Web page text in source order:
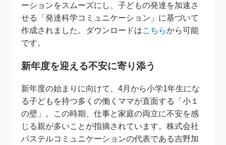
ーションをスムーズにし、子どもの発達を加速さ
せる「発達科学コミュニケーション」に基づいて
作成されました。ダウンロードはこちらから可能
です。
新年度を迎える不安に寄り添う
新年度の始まりに向けて、4月から小学1年生にな
る子どもを持つ多くの働くママが直面する「小１
の壁」。この時期、仕事と家庭の両立に不安を感
じる親が多いことが指摘されています。株式会社
パステルコミュニケーションの代表である吉野加